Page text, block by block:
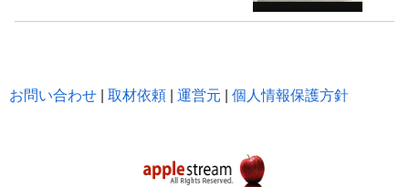
お問い合わせ 取材依頼 運営元 個人情報保護方針